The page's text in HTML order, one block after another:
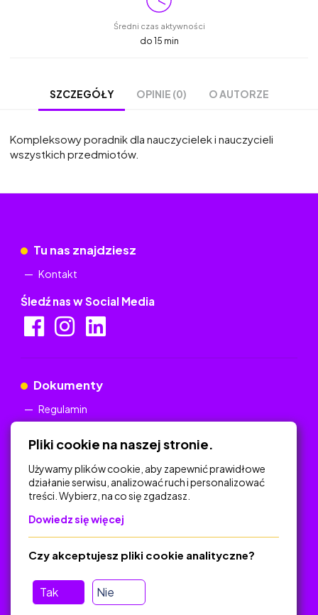
Średni czas aktywności
do 15 min
SZCZEGÓŁY OPINIE (0) O AUTORZE
Kompleksowy poradnik dla nauczycielek i nauczycieli
wszystkich przedmiotów.
Tu nas znajdziesz
Kontakt
Śledź nas w Social Media
Dokumenty
Regulamin
Na skróty
Polityka Prywatności
Regulamin
O platformie
Baza materiałów dydaktycznych
Jak zostać autorem
Pliki cookie na naszej stronie.
Używamy plików cookie, aby zapewnić prawidłowe
działanie serwisu, analizować ruch i personalizować
treści. Wybierz, na co się zgadzasz.
Dowiedz się więcej
Tak Nie
Czy akceptujesz pliki cookie analityczne?